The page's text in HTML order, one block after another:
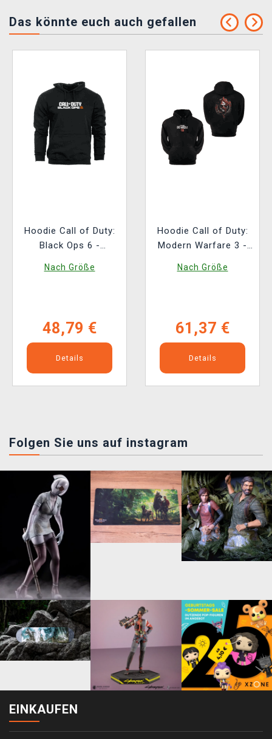
Das könnte euch auch gefallen
Hoodie Call of Duty:
Black Ops 6 -
Nach Größe
48,79 €
Details
Hoodie Call of Duty:
Modern Warfare 3 -
Nach Größe
61,37 €
Details
Folgen Sie uns auf instagram
EINKAUFEN